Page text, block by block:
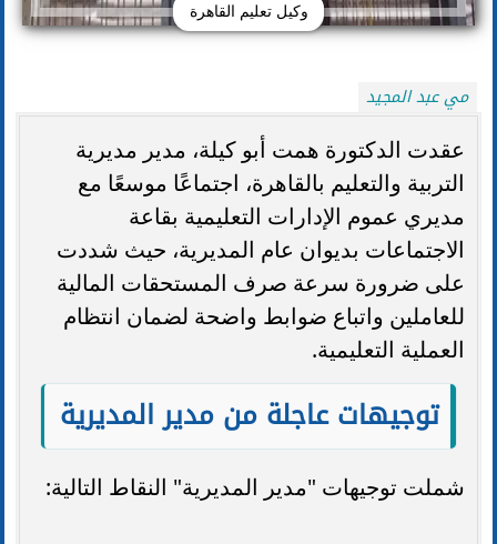
وكيل تعليم القاهرة
مي عبد المجيد
عقدت الدكتورة همت أبو كيلة، مدير مديرية
التربية والتعليم بالقاهرة، اجتماعًا موسعًا مع
مديري عموم الإدارات التعليمية بقاعة
الاجتماعات بديوان عام المديرية، حيث شددت
على ضرورة سرعة صرف المستحقات المالية
للعاملين واتباع ضوابط واضحة لضمان انتظام
العملية التعليمية.
توجيهات عاجلة من مدير المديرية
شملت توجيهات "مدير المديرية" النقاط التالية: